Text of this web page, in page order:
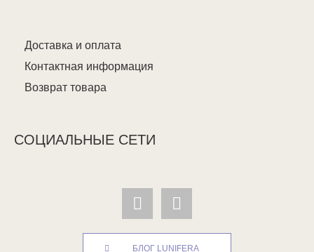
Доставка и оплата
Контактная информация
Возврат товара
СОЦИАЛЬНЫЕ СЕТИ
БЛОГ LUNIFERA